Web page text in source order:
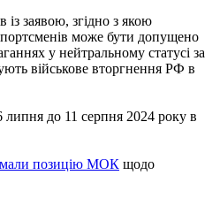
заявою, згідно з якою
може бути допущено
у нейтральному статусі за
військове вторгнення РФ в
липня до 11 серпня 2024 року в
позицію МОК щодо